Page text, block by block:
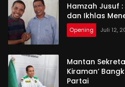
Hamzah Jusuf
dan Ikhlas
Opening Juli 12,
Mantan
Kiraman‘
Partai